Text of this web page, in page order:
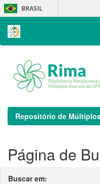
Skip
navigation
BRASIL
Repositório de
Página de
Buscar em: